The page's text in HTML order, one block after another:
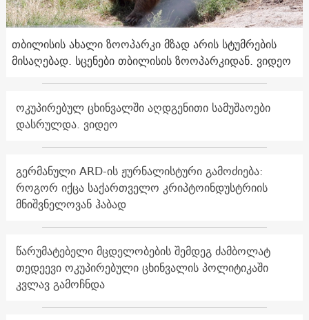
თბილისის ახალი ზოოპარკი მზად არის სტუმრების
მისაღებად. სცენები თბილისის ზოოპარკიდან. ვიდეო
ოკუპირებულ ცხინვალში აღდგენითი სამუშაოები
დასრულდა. ვიდეო
გერმანული ARD-ის ჟურნალისტური გამოძიება:
როგორ იქცა საქართველო კრიპტოინდუსტრიის
მნიშვნელოვან ჰაბად
წარუმატებელი მცდელობების შემდეგ ძამბოლატ
თედეევი ოკუპირებული ცხინვალის პოლიტიკაში
კვლავ გამოჩნდა